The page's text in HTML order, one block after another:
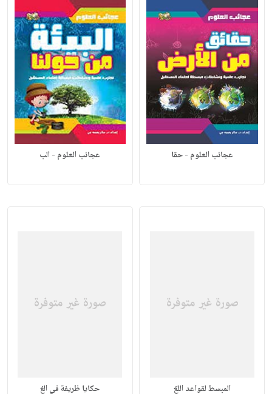
عجائب العلوم - حقا عجائب العلوم - الب
المبسط لقواعد اللغ حكايا ظريفة في الغ